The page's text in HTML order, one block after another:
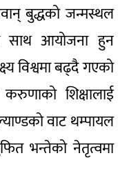
बुद्धको जन्मस्थल
साथ आयोजना हुन
विश्वमा बढ्दै गएको
करुणाको शिक्षालाई
वाट थम्पायल
भन्तेको नेतृत्वमा